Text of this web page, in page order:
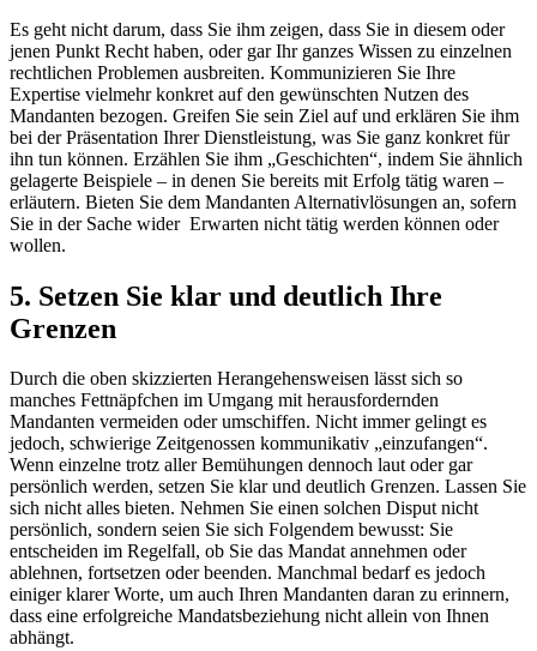
Es geht nicht darum, dass Sie ihm zeigen, dass Sie in diesem oder
jenen Punkt Recht haben, oder gar Ihr ganzes Wissen zu einzelnen
rechtlichen Problemen ausbreiten. Kommunizieren Sie Ihre
Expertise vielmehr konkret auf den gewünschten Nutzen des
Mandanten bezogen. Greifen Sie sein Ziel auf und erklären Sie ihm
bei der Präsentation Ihrer Dienstleistung, was Sie ganz konkret für
ihn tun können. Erzählen Sie ihm „Geschichten“, indem Sie ähnlich
gelagerte Beispiele – in denen Sie bereits mit Erfolg tätig waren –
erläutern. Bieten Sie dem Mandanten Alternativlösungen an, sofern
Sie in der Sache wider Erwarten nicht tätig werden können oder
wollen.
5. Setzen Sie klar und deutlich Ihre
Grenzen
Durch die oben skizzierten Herangehensweisen lässt sich so
manches Fettnäpfchen im Umgang mit herausfordernden
Mandanten vermeiden oder umschiffen. Nicht immer gelingt es
jedoch, schwierige Zeitgenossen kommunikativ „einzufangen“.
Wenn einzelne trotz aller Bemühungen dennoch laut oder gar
persönlich werden, setzen Sie klar und deutlich Grenzen. Lassen Sie
sich nicht alles bieten. Nehmen Sie einen solchen Disput nicht
persönlich, sondern seien Sie sich Folgendem bewusst: Sie
entscheiden im Regelfall, ob Sie das Mandat annehmen oder
ablehnen, fortsetzen oder beenden. Manchmal bedarf es jedoch
einiger klarer Worte, um auch Ihren Mandanten daran zu erinnern,
dass eine erfolgreiche Mandatsbeziehung nicht allein von Ihnen
abhängt.